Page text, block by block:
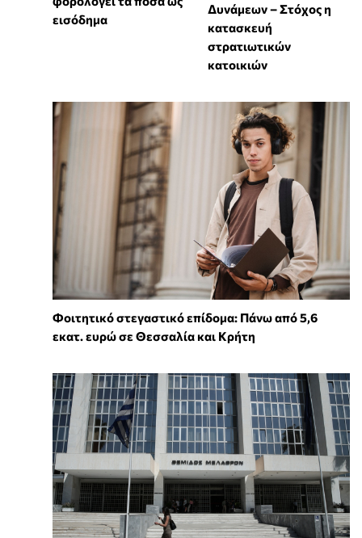
εισόδημα
Δυνάμεων – Στόχος η
κατασκευή
στρατιωτικών
κατοικιών
Φοιτητικό στεγαστικό επίδομα: Πάνω από 5,6
εκατ. ευρώ σε Θεσσαλία και Κρήτη